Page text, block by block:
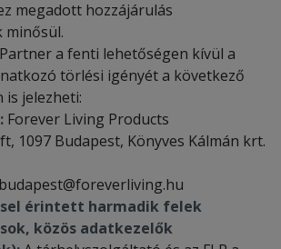
megadott hozzájárulás
minősül.
a fenti lehetőségen kívül a
törlési igényét a következő
is jelezheti:
Forever Living Products
1097 Budapest, Könyves Kálmán krt.
érintett harmadik felek
közös adatkezelők